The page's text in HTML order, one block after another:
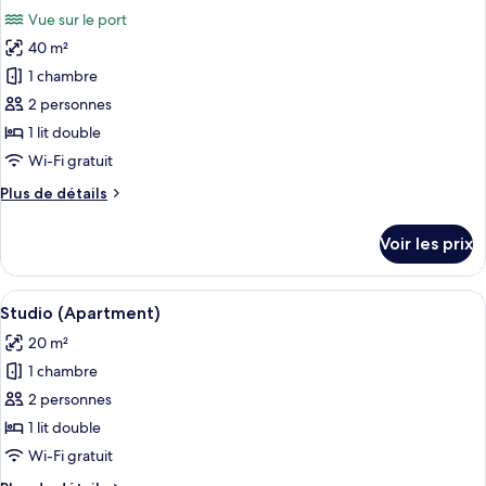
Appartement
Supérieur,
2
chambres,
vue
mer
les
photos
pour
ce
type
de
chambre :
Appartement
chambre,
vue
mer
Vue sur le port
40 m²
1 chambre
2 personnes
1 lit double
Wi-Fi gratuit
Plus de détails
Plus
le
type
de
chambre
Appartement
Supérieur,
chambre,
vue
mer
Voir les prix
Afficher
toutes
les
photos
pour
ce
type
L’intérieur d’un chalet en bois
6
Studio (Apartment)
20 m²
1 chambre
2 personnes
1 lit double
Wi-Fi gratuit